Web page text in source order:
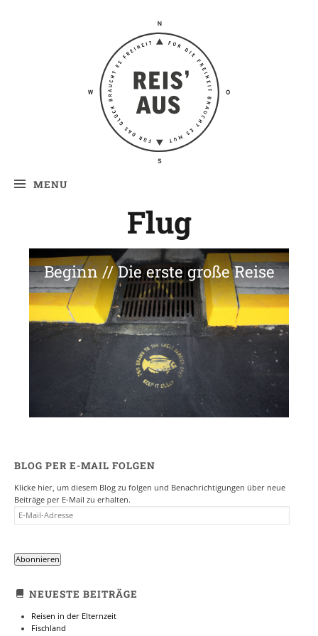
Reis' aus –
Reiseblog
MENU
Flug
Beginn // Die erste große Reise
BLOG PER E-MAIL FOLGEN
Klicke hier, um diesem Blog zu folgen und Benachrichtigungen über neue
Beiträge per E-Mail zu erhalten.
E-
MAIL-
Abonnieren
NEUESTE BEITRÄGE
Reisen in der Elternzeit
Fischland